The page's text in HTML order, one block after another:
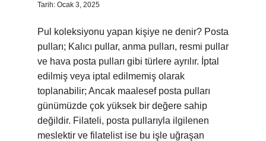
Tarih: Ocak 3, 2025
Pul koleksiyonu yapan kişiye ne denir? Posta
pulları; Kalıcı pullar, anma pulları, resmi pullar
ve hava posta pulları gibi türlere ayrılır. İptal
edilmiş veya iptal edilmemiş olarak
toplanabilir; Ancak maalesef posta pulları
günümüzde çok yüksek bir değere sahip
değildir. Filateli, posta pullarıyla ilgilenen
meslektir ve filatelist ise bu işle uğraşan